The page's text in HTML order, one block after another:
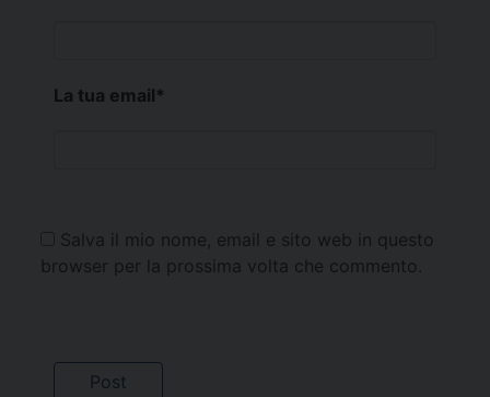
La tua email*
Salva il mio nome, email e sito web in questo
browser per la prossima volta che commento.